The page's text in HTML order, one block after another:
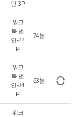
인-3P
워크
북 법
인-22
P
74분
워크
북 법
인-34
P
63분
워크